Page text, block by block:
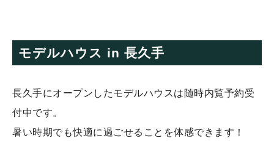
モデルハウス in 長久手
長久手にオープンしたモデルハウスは随時内覧予約受
付中です。
暑い時期でも快適に過ごせることを体感できます！